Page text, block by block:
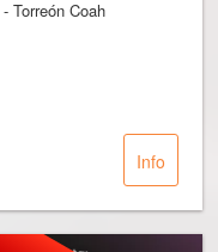
- Torreón Coah
Info